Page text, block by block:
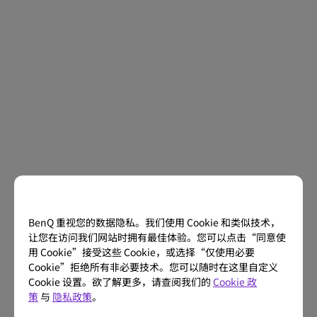
BenQ 重视您的数据隐私。我们使用 Cookie 和类似技术，
让您在访问我们网站时拥有最佳体验。您可以点击“同意使
用 Cookie”接受这些 Cookie，或选择“仅使用必要
Cookie”拒绝所有非必要技术。您可以随时在这里自定义
Cookie 设置。欲了解更多，请查阅我们的 Cookie 政
策 与 隐私政策。